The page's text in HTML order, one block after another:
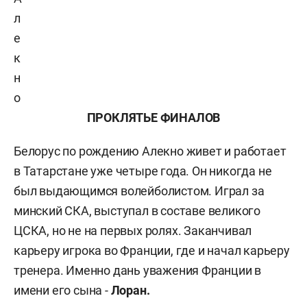
л
е
к
н
о
ПРОКЛЯТЬЕ ФИНАЛОВ
Белорус по рождению Алекно живет и работает
в Татарстане уже четыре года. Он никогда не
был выдающимся волейболистом. Играл за
минский СКА, выступал в составе великого
ЦСКА, но не на первых ролях. Заканчивал
карьеру игрока во Франции, где и начал карьеру
тренера. Именно дань уважения Франции в
имени его сына -Лоран.